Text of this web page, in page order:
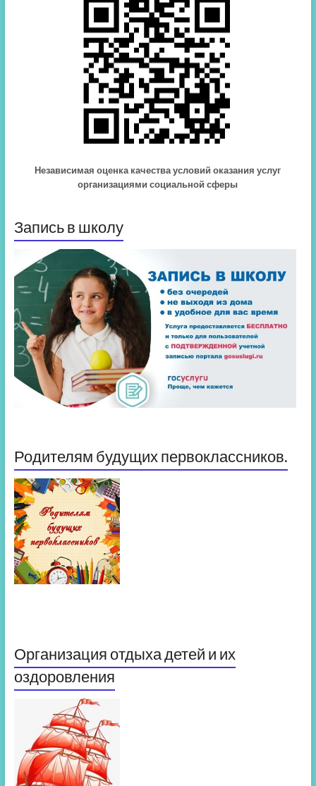
Независимая оценка качества условий оказания услуг
организациями социальной сферы
Запись в школу
Родителям будущих первоклассников.
Организация отдыха детей и их
оздоровления